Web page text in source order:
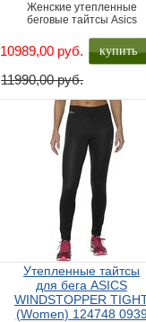
Женские утепленные
беговые тайтсы Asics
10989,00 руб.
11990,00 руб.
купить
Утепленные тайтсы
для бега ASICS
WINDSTOPPER
(Women) 124748